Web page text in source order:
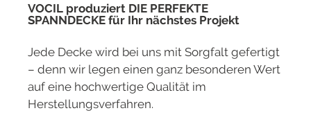
VOCIL produziert DIE PERFEKTE
SPANNDECKE für Ihr nächstes Projekt
Jede Decke wird bei uns mit Sorgfalt gefertigt
– denn wir legen einen ganz besonderen Wert
auf eine hochwertige Qualität im
Herstellungsverfahren.